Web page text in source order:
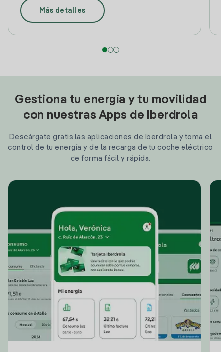
Más detalles
Gestiona tu energía y tu movilidad
con nuestras Apps de Iberdrola
Descárgate gratis las aplicaciones de Iberdrola y toma el
control de tu energía y de la recarga de tu coche eléctrico
de forma fácil y rápida.